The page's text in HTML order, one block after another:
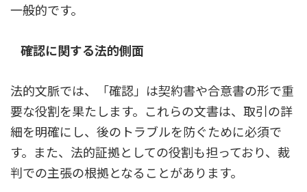
一般的です。
確認に関する法的側面
法的文脈では、「確認」は契約書や合意書の形で重
要な役割を果たします。これらの文書は、取引の詳
細を明確にし、後のトラブルを防ぐために必須で
す。また、法的証拠としての役割も担っており、裁
判での主張の根拠となることがあります。